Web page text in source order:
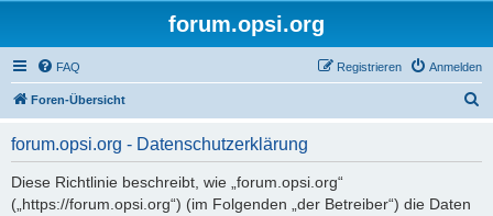
forum.opsi.org
FAQ Anmelden
Registrieren
Foren-Übersicht
forum.opsi.org - Datenschutzerklärung
Diese Richtlinie beschreibt, wie „forum.opsi.org“
(„https://forum.opsi.org“) (im Folgenden „der Betreiber“) die Daten